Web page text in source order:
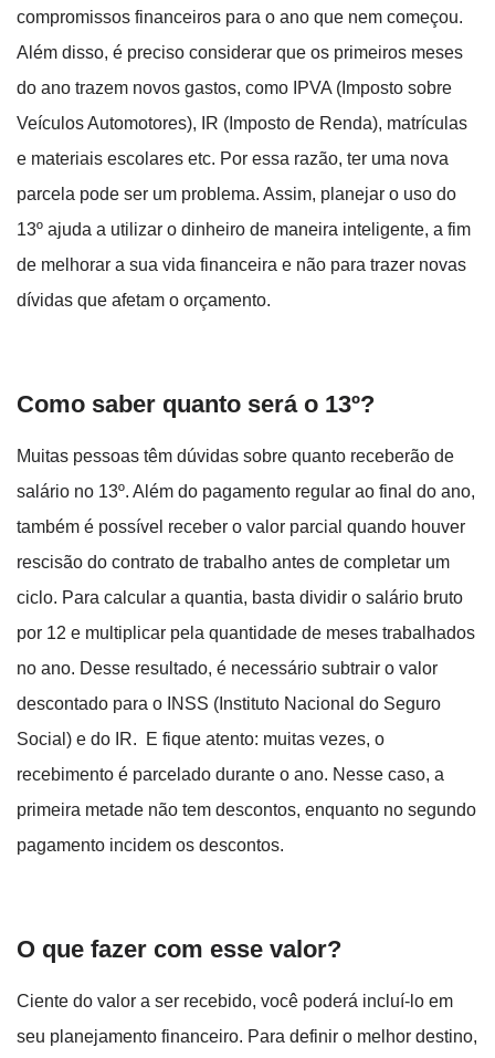
compromissos financeiros para o ano que nem começou.
Além disso, é preciso considerar que os primeiros meses
do ano trazem novos gastos, como IPVA (Imposto sobre
Veículos Automotores), IR (Imposto de Renda), matrículas
e materiais escolares etc. Por essa razão, ter uma nova
parcela pode ser um problema. Assim, planejar o uso do
13º ajuda a utilizar o dinheiro de maneira inteligente, a fim
de melhorar a sua vida financeira e não para trazer novas
dívidas que afetam o orçamento.
Como saber quanto será o 13º?
Muitas pessoas têm dúvidas sobre quanto receberão de
salário no 13º. Além do pagamento regular ao final do ano,
também é possível receber o valor parcial quando houver
rescisão do contrato de trabalho antes de completar um
ciclo. Para calcular a quantia, basta dividir o salário bruto
por 12 e multiplicar pela quantidade de meses trabalhados
no ano. Desse resultado, é necessário subtrair o valor
descontado para o INSS (Instituto Nacional do Seguro
Social) e do IR. E fique atento: muitas vezes, o
recebimento é parcelado durante o ano. Nesse caso, a
primeira metade não tem descontos, enquanto no segundo
pagamento incidem os descontos.
O que fazer com esse valor?
Ciente do valor a ser recebido, você poderá incluí-lo em
seu planejamento financeiro. Para definir o melhor destino,